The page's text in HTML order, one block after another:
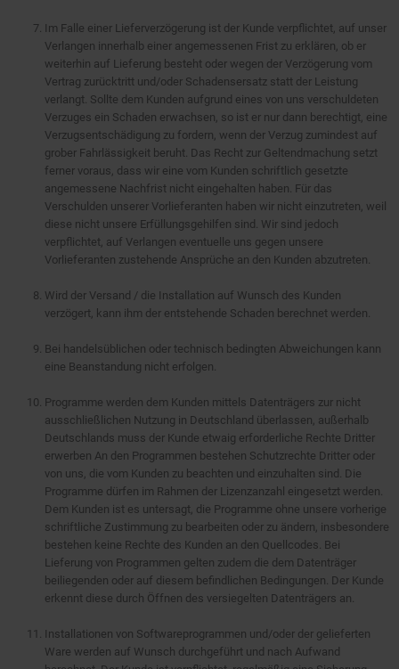
Im Falle einer Lieferverzögerung ist der Kunde verpflichtet, auf unser
Verlangen innerhalb einer angemessenen Frist zu erklären, ob er
weiterhin auf Lieferung besteht oder wegen der Verzögerung vom
Vertrag zurücktritt und/oder Schadensersatz statt der Leistung
verlangt. Sollte dem Kunden aufgrund eines von uns verschuldeten
Verzuges ein Schaden erwachsen, so ist er nur dann berechtigt, eine
Verzugsentschädigung zu fordern, wenn der Verzug zumindest auf
grober Fahrlässigkeit beruht. Das Recht zur Geltendmachung setzt
ferner voraus, dass wir eine vom Kunden schriftlich gesetzte
angemessene Nachfrist nicht eingehalten haben. Für das
Verschulden unserer Vorlieferanten haben wir nicht einzutreten, weil
diese nicht unsere Erfüllungsgehilfen sind. Wir sind jedoch
verpflichtet, auf Verlangen eventuelle uns gegen unsere
Vorlieferanten zustehende Ansprüche an den Kunden abzutreten.
Wird der Versand / die Installation auf Wunsch des Kunden
verzögert, kann ihm der entstehende Schaden berechnet werden.
Bei handelsüblichen oder technisch bedingten Abweichungen kann
eine Beanstandung nicht erfolgen.
Programme werden dem Kunden mittels Datenträgers zur nicht
ausschließlichen Nutzung in Deutschland überlassen, außerhalb
Deutschlands muss der Kunde etwaig erforderliche Rechte Dritter
erwerben An den Programmen bestehen Schutzrechte Dritter oder
von uns, die vom Kunden zu beachten und einzuhalten sind. Die
Programme dürfen im Rahmen der Lizenzanzahl eingesetzt werden.
Dem Kunden ist es untersagt, die Programme ohne unsere vorherige
schriftliche Zustimmung zu bearbeiten oder zu ändern, insbesondere
bestehen keine Rechte des Kunden an den Quellcodes. Bei
Lieferung von Programmen gelten zudem die dem Datenträger
beiliegenden oder auf diesem befindlichen Bedingungen. Der Kunde
erkennt diese durch Öffnen des versiegelten Datenträgers an.
Installationen von Softwareprogrammen und/oder der gelieferten
Ware werden auf Wunsch durchgeführt und nach Aufwand